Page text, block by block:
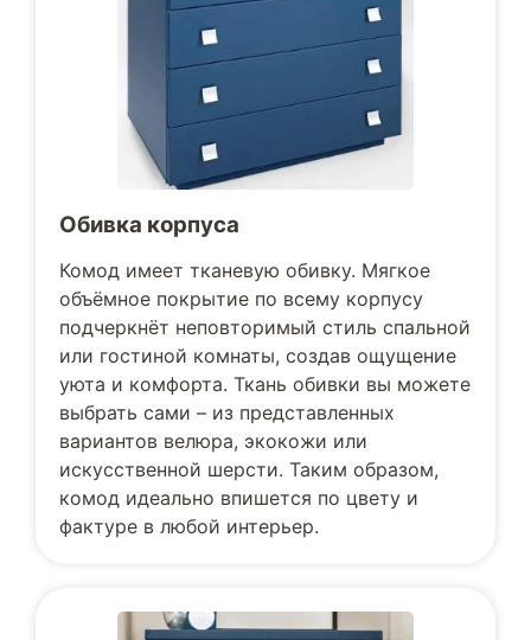
Обивка корпуса
Комод имеет тканевую обивку. Мягкое
объёмное покрытие по всему корпусу
подчеркнёт неповторимый стиль спальной
или гостиной комнаты, создав ощущение
уюта и комфорта. Ткань обивки вы можете
выбрать сами – из представленных
вариантов велюра, экокожи или
искусственной шерсти. Таким образом,
комод идеально впишется по цвету и
фактуре в любой интерьер.